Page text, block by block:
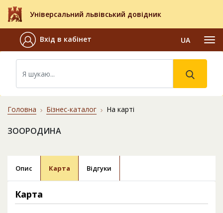
Універсальний львівський довідник
Вхід в кабінет UA
Головна Бізнес-каталог На карті
ЗООРОДИНА
Опис Карта Відгуки
Карта